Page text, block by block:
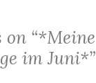
“*Meine
im Juni*”